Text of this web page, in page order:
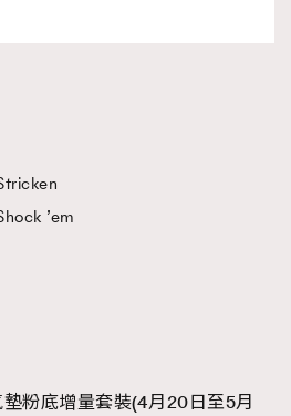
TRENDING
’em
粉底增量套裝(4月20日至5月